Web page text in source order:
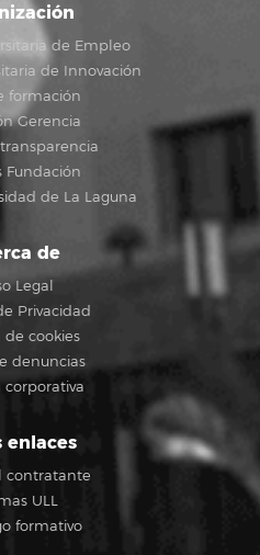
de Empleo
de Innovación
formación
Gerencia
Fundación
de La Laguna
de
Legal
Privacidad
de cookies
denuncias
corporativa
enlaces
contratante
ULL
formativo